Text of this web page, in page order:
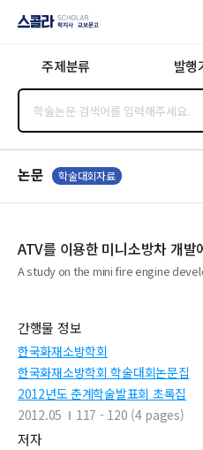
지사·교보문고
주제분류 발행
논문 학술대회자료
ATV를 이용한 미니소방차 개발
A study on the mini fire engine
간행물 정보
한국화재소방학회
한국화재소방학회 학술대회논문집
2012년도 춘계학술발표회 초록집
2012.05
117 - 120 (4 pages)
저자